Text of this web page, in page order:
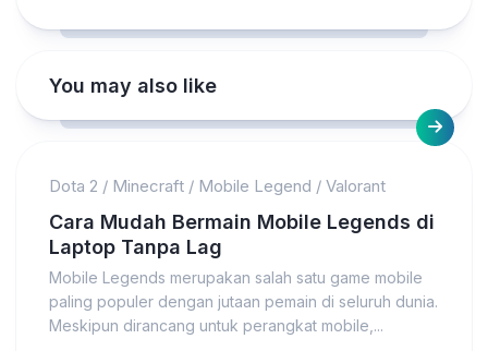
You may also like
Dota 2 / Minecraft / Mobile Legend / Valorant
Cara Mudah Bermain Mobile Legends di
Laptop Tanpa Lag
Mobile Legends merupakan salah satu game mobile
paling populer dengan jutaan pemain di seluruh dunia.
Meskipun dirancang untuk perangkat mobile,...